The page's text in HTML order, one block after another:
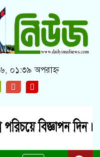
০১:৩৯ অপরাহ্ন